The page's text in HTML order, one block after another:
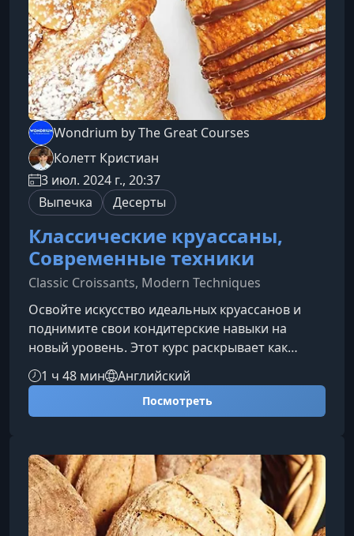
Wondrium by The Great Courses
Колетт Кристиан
3 июл. 2024 г., 20:37
Выпечка
Десерты
Классические круассаны,
Современные техники
Classic Croissants, Modern Techniques
Освойте искусство идеальных круассанов и
поднимите свои кондитерские навыки на
новый уровень. Этот курс раскрывает как
классические, так и современные техники,
позволяя вам создавать воздушные,
хрустящие и ароматные круассаны у себя дома
— от базовых рецептов до более сложных
курсеКурс создан так, чтобы быть полезным
как начинающим пекарям, так и тем, кто давно
влюблен в выпечку. Под руководством опыт
1 ч 48 мин Английский
Посмотреть